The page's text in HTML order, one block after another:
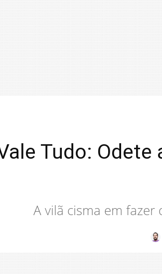
Tudo: Odete
A vilã cisma em